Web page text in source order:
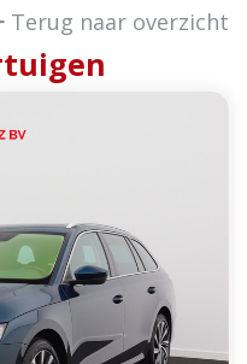
Terug naar overzicht